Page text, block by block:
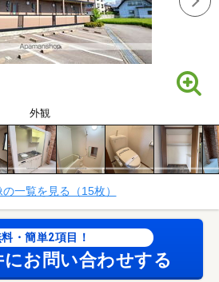
外観
一覧を見る（15枚）
・簡単2項目！
にお問い合わせする